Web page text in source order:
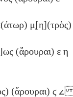
μ̣[η](τρὸς)
(ἄρουραι) ε η
(ἄρουραι) ϛ 𐅵